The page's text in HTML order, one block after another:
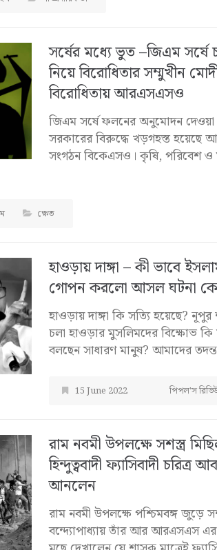
সর্ষের মধ্যে ভুত –জিএম
নিয়ে বিরোধিতার সম্মুখীন
বিরোধিতায় আরএসএসও
জিএম সর্ষে ফলনের অনুমোদন দেওয়া
সরকারের বিরুদ্ধে খড়গহস্ত
সংগঠন বিকেএসও। কৃষি, পরিবেশ ও
ক্ষেত
হাওড়ায় দাঙ্গা – কী ভাবে
গোপন করলো আসল ঘটনা কে
হাওড়ায় দাঙ্গা কি সত্যি হয়েছে? নূপুর
চলা হাওড়ার মুসলিমদের বিক্ষোভ কি
বলছেন সাধারণ মানুষ? আমাদের
15 June 2022 পিপল'স
রাম নবমী উপলক্ষে সশস্ত্র
হিন্দুত্ববাদী ফ্যাসিবাদী চরিত্র
আনলেন
রাম নবমী উপলক্ষে পশ্চিমবঙ্গ জুড়ে
বন্দ্যোপাধ্যায় তাঁর আর আরএসএস এর